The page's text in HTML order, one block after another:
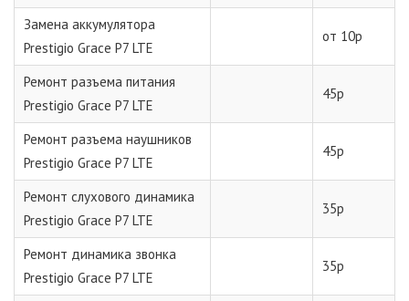
Замена аккумулятора
Prestigio Grace P7 LTE
от 10р
Ремонт разъема питания
Prestigio Grace P7 LTE
45р
Ремонт разъема наушников
Prestigio Grace P7 LTE
45р
Ремонт слухового динамика
Prestigio Grace P7 LTE
35р
Ремонт динамика звонка
Prestigio Grace P7 LTE
35р